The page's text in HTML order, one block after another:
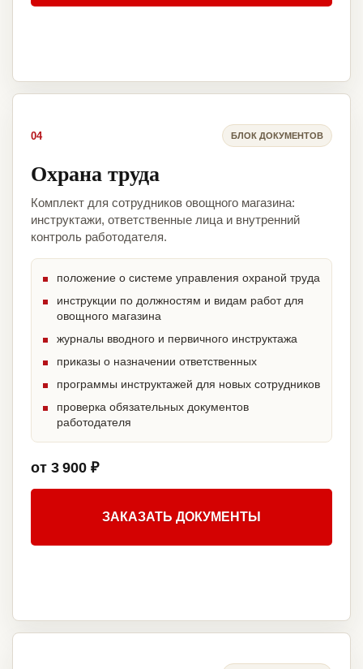
04 БЛОК ДОКУМЕНТОВ
Охрана труда
Комплект для сотрудников овощного магазина:
инструктажи, ответственные лица и внутренний
контроль работодателя.
положение о системе управления охраной труда
инструкции по должностям и видам работ для
овощного магазина
журналы вводного и первичного инструктажа
приказы о назначении ответственных
программы инструктажей для новых сотрудников
проверка обязательных документов
работодателя
от 3 900 ₽
ЗАКАЗАТЬ ДОКУМЕНТЫ